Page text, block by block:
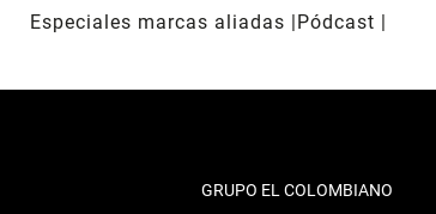
Especiales marcas aliadas
Pódcast
GRUPO EL COLOMBIANO